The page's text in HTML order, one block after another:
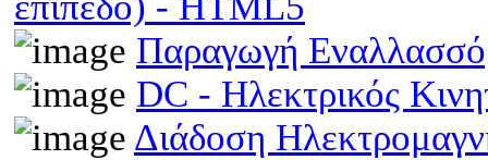
Παραγωγή
DC - Ηλεκτρικός
Διάδοση